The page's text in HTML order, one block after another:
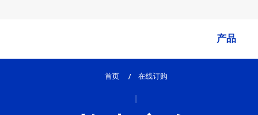
产品
首页
lem_current_page
在线订购